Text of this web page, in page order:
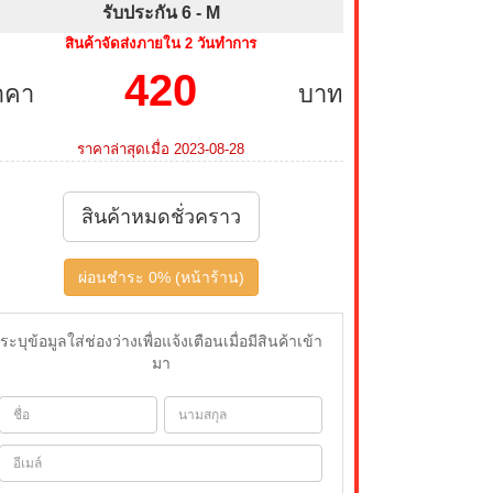
รับประกัน 6 - M
สินค้าจัดส่งภายใน 2 วันทำการ
คา บาท
420
ราคาล่าสุดเมื่อ 2023-08-28
สินค้าหมดชั่วคราว
ผ่อนชำระ 0% (หน้าร้าน)
ระบุข้อมูลใส่ช่องว่างเพื่อแจ้งเตือนเมื่อมีสินค้าเข้า
มา